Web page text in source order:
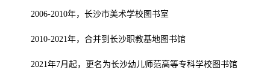
2006-2010年，长沙市美术学校图书室
2010-2021年，合并到长沙职教基地图书馆
2021年7月起， 更名为长沙幼儿师范高等专科学校图书馆